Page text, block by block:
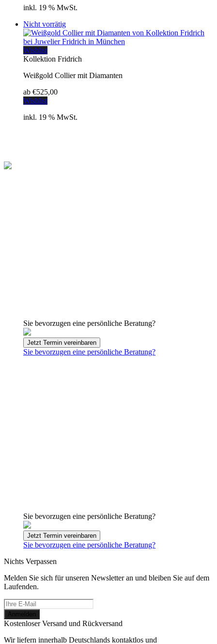
inkl. 19 % MwSt.
Nicht vorrätig
Wishlist
Kollektion Fridrich
Weißgold Collier mit Diamanten
ab €525,00
Wishlist
inkl. 19 % MwSt.
Sie bevorzugen eine persönliche Beratung?
Jetzt Termin vereinbaren
Sie bevorzugen eine persönliche Beratung?
Sie bevorzugen eine persönliche Beratung?
Jetzt Termin vereinbaren
Sie bevorzugen eine persönliche Beratung?
Nichts Verpassen
Melden Sie sich für unseren Newsletter an und bleiben Sie auf dem
Laufenden.
Kostenloser Versand und Rückversand
Wir liefern innerhalb Deutschlands kontaktlos und